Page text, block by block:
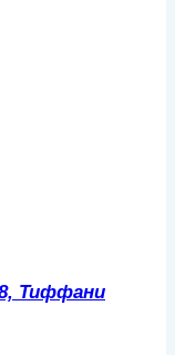
Тиффани